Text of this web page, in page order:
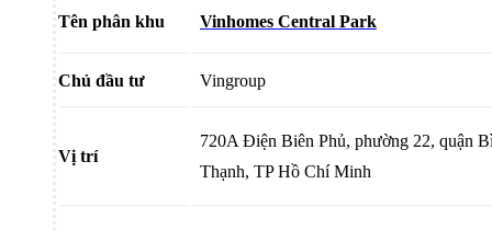
Tên phân khu Vinhomes Central Park
Chủ đầu tư Vingroup
Vị trí
720A Điện Biên Phủ, phường 22, quận
Thạnh, TP Hồ Chí Minh